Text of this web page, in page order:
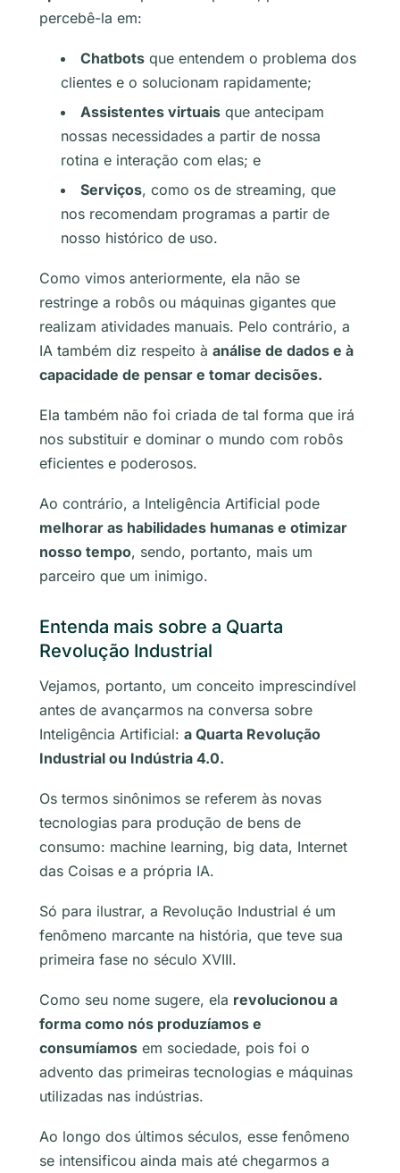
percebê-la em:
Chatbots que entendem o problema dos
clientes e o solucionam rapidamente;
Assistentes virtuais que antecipam
nossas necessidades a partir de nossa
rotina e interação com elas; e
Serviços, como os de streaming, que
nos recomendam programas a partir de
nosso histórico de uso.
Como vimos anteriormente, ela não se
restringe a robôs ou máquinas gigantes que
realizam atividades manuais. Pelo contrário, a
IA também diz respeito à análise de dados e à
capacidade de pensar e tomar decisões.
Ela também não foi criada de tal forma que irá
nos substituir e dominar o mundo com robôs
eficientes e poderosos.
Ao contrário, a Inteligência Artificial pode
melhorar as habilidades humanas e otimizar
nosso tempo, sendo, portanto, mais um
parceiro que um inimigo.
Entenda mais sobre a Quarta
Revolução Industrial
Vejamos, portanto, um conceito imprescindível
antes de avançarmos na conversa sobre
Inteligência Artificial: a Quarta Revolução
Industrial ou Indústria 4.0.
Os termos sinônimos se referem às novas
tecnologias para produção de bens de
consumo: machine learning, big data, Internet
das Coisas e a própria IA.
Só para ilustrar, a Revolução Industrial é um
fenômeno marcante na história, que teve sua
primeira fase no século XVIII.
Como seu nome sugere, ela revolucionou a
forma como nós produzíamos e
consumíamos em sociedade, pois foi o
advento das primeiras tecnologias e máquinas
utilizadas nas indústrias.
Ao longo dos últimos séculos, esse fenômeno
se intensificou ainda mais até chegarmos a